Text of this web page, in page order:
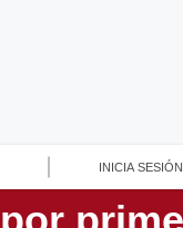
INICIA SESIÓN